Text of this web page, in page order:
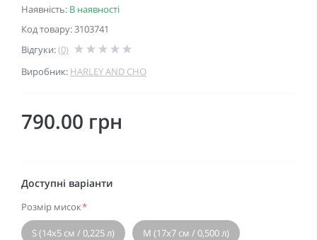
Наявність: В наявності
Код товару: 3103741
Відгуки:(0)
Виробник: HARLEY AND CHO
790.00 грн
Доступні варіанти
Розмір мисок*
S (14x5 см / 0,225 л) M (17x7 см / 0,500 л)